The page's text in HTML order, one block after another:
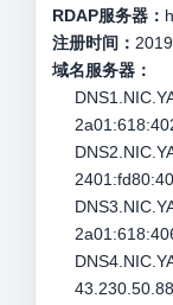
RDAP服务器：
注册时间：
域名服务器：
43.230.50.88